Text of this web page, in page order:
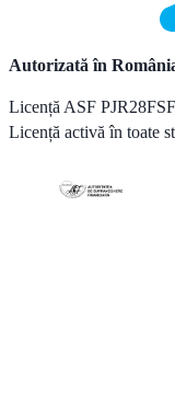
Autorizată în
Licență ASF
Licență activă în toate